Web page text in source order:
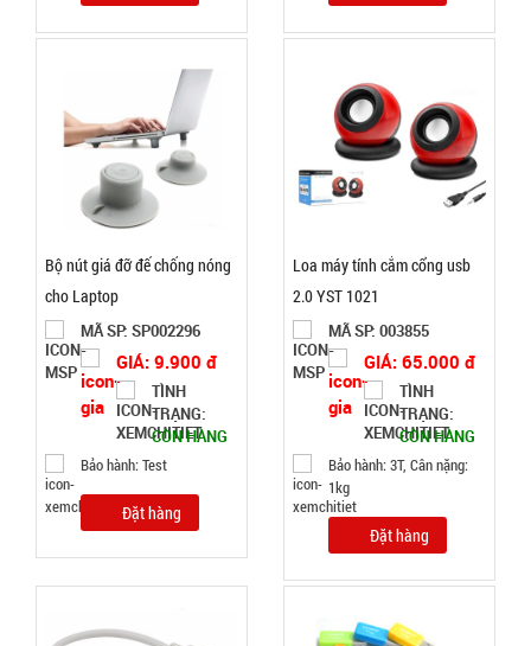
Trimmer
MÃ
SP:
000749
TRẠNG:
CÒN HÀNG
Bảo
hành:
Bộ nút giá đỡ đế chống nóng
cho Laptop
MÃ SP: SP002296
GIÁ: 9.900 đ
TÌNH
TRẠNG:
CÒN HÀNG
Bảo hành: Test
Đặt hàng
Loa máy tính cắm cổng usb
2.0 YST 1021
MÃ SP: 003855
GIÁ: 65.000 đ
TÌNH
TRẠNG:
CÒN HÀNG
Bảo hành: 3T, Cân nặng:
1kg
Đặt hàng